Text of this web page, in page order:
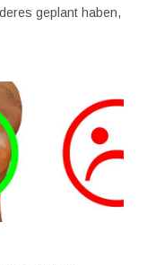
geplant haben,